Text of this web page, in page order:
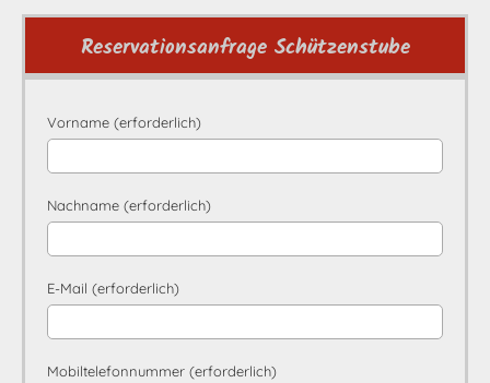
Reservationsanfrage Schützenstube
Vorname (erforderlich)
Nachname (erforderlich)
E-Mail (erforderlich)
Mobiltelefonnummer (erforderlich)